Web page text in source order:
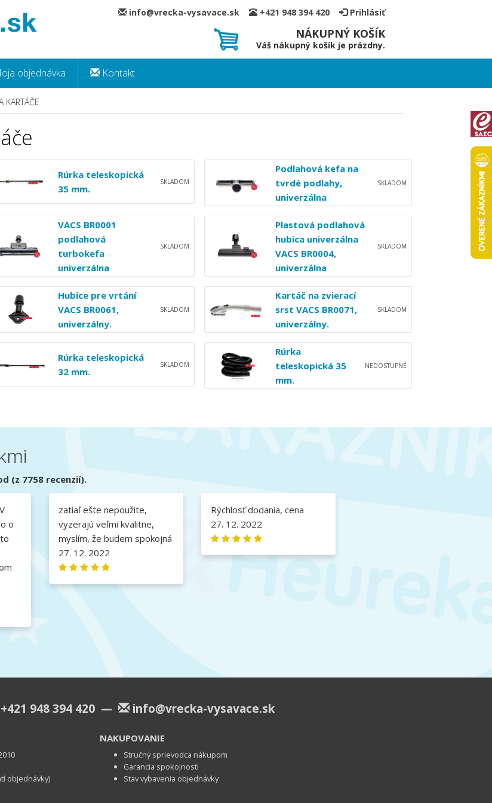
Prihlásiť
+421 948 394 420
info@vrecka-vysavace.sk
NÁKUPNÝ KOŠÍK
Váš nákupný košík je prázdny.
objednávka Kontakt
KARTÁČE
Rúrka teleskopická
35 mm.
SKLADOM
Podlahová kefa na
tvrdé podlahy,
univerzálna
SKLADOM
VACS BR0001
podlahová
turbokefa
univerzálna
SKLADOM
Plastová podlahová
hubica univerzálna
VACS BR0004,
univerzálna
SKLADOM
Hubice pre vrtání
VACS BR0061,
univerzálny.
SKLADOM
Kartáč na zvierací
srst VACS BR0071,
univerzálny.
SKLADOM
Rúrka teleskopická
32 mm.
SKLADOM
Rúrka
teleskopická 35
mm.
NEDOSTUPNÉ
(z 7758 recenzií).
o
zatiaľ ešte nepoužite,
vyzerajú veľmi kvalitne,
myslím, že budem spokojná
27. 12. 2022
Rýchlosť dodania, cena
27. 12. 2022
+421 948 394 420 — info@vrecka-vysavace.sk
objednávky)
NAKUPOVANIE
Stručný sprievodca nákupom
Garancia spokojnosti
Stav vybavenia objednávky